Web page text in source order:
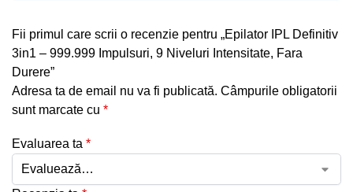
Fii primul care scrii o recenzie pentru „Epilator IPL Definitiv
3in1 – 999.999 Impulsuri, 9 Niveluri Intensitate, Fara
Durere”
Adresa ta de email nu va fi publicată. Câmpurile obligatorii
sunt marcate cu *
Evaluarea ta *